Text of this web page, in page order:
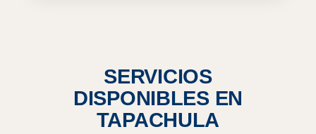
SERVICIOS
DISPONIBLES EN
TAPACHULA